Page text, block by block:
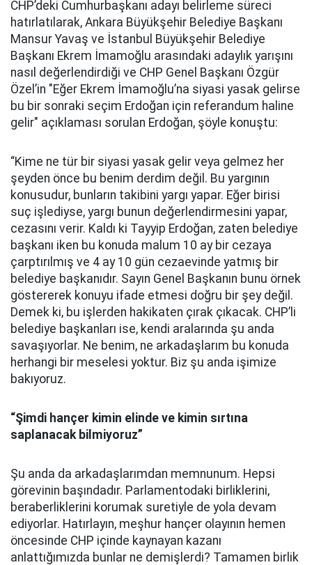
CHP’deki Cumhurbaşkanı adayı belirleme süreci
hatırlatılarak, Ankara Büyükşehir Belediye Başkanı
Mansur Yavaş ve İstanbul Büyükşehir Belediye
Başkanı Ekrem İmamoğlu arasındaki adaylık yarışını
nasıl değerlendirdiği ve CHP Genel Başkanı Özgür
Özel’in "Eğer Ekrem İmamoğlu’na siyasi yasak gelirse
bu bir sonraki seçim Erdoğan için referandum haline
gelir" açıklaması sorulan Erdoğan, şöyle konuştu:
“Kime ne tür bir siyasi yasak gelir veya gelmez her
şeyden önce bu benim derdim değil. Bu yargının
konusudur, bunların takibini yargı yapar. Eğer birisi
suç işlediyse, yargı bunun değerlendirmesini yapar,
cezasını verir. Kaldı ki Tayyip Erdoğan, zaten belediye
başkanı iken bu konuda malum 10 ay bir cezaya
çarptırılmış ve 4 ay 10 gün cezaevinde yatmış bir
belediye başkanıdır. Sayın Genel Başkanın bunu örnek
göstererek konuyu ifade etmesi doğru bir şey değil.
Demek ki, bu işlerden hakikaten çırak çıkacak. CHP’li
belediye başkanları ise, kendi aralarında şu anda
savaşıyorlar. Ne benim, ne arkadaşlarım bu konuda
herhangi bir meselesi yoktur. Biz şu anda işimize
bakıyoruz.
“Şimdi hançer kimin elinde ve kimin sırtına
saplanacak bilmiyoruz”
Şu anda da arkadaşlarımdan memnunum. Hepsi
görevinin başındadır. Parlamentodaki birliklerini,
beraberliklerini korumak suretiyle de yola devam
ediyorlar. Hatırlayın, meşhur hançer olayının hemen
öncesinde CHP içinde kaynayan kazanı
anlattığımızda bunlar ne demişlerdi? Tamamen birlik